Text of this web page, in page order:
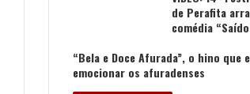
de Perafita
comédia
“Bela e Doce Afurada”, o hino que
emocionar os afuradenses